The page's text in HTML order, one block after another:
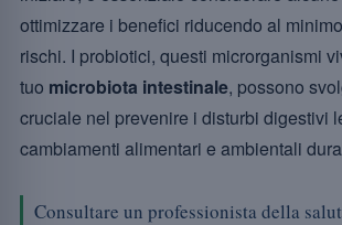
ottimizzare i benefici riducendo al
rischi. I probiotici, questi microrganismi
tuo microbiota intestinale, possono
cruciale nel prevenire i disturbi digestivi
cambiamenti alimentari e ambientali
Consultare un professionista della